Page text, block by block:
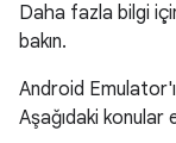
Daha fazla bilgi
bakın.
Android
Aşağıdaki konular